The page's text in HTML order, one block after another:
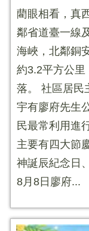
藺眼相看，真
鄰省道臺一線
海峽，北鄰銅
約3.2平方公里
落。 社區居民
宇有廖府先生
民最常利用進
主要有四大節
神誕辰紀念日
8月8日廖府...